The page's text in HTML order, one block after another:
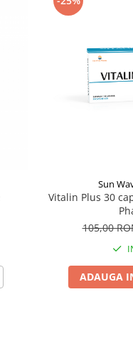
Sun
Vitalin Plus 30
105,00
ADAUGA